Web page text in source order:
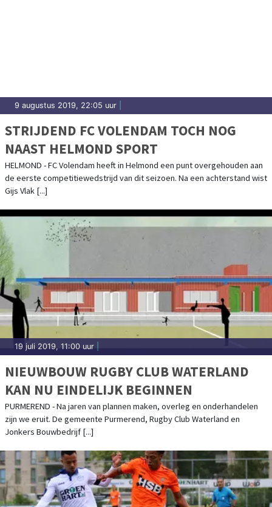
9 augustus 2019, 22:05 uur
STRIJDEND FC VOLENDAM TOCH NOG
NAAST HELMOND SPORT
HELMOND - FC Volendam heeft in Helmond een punt overgehouden aan
de eerste competitiewedstrijd van dit seizoen. Na een achterstand wist
Gijs Vlak [...]
19 juli 2019, 11:00 uur
NIEUWBOUW RUGBY CLUB WATERLAND
KAN NU EINDELIJK BEGINNEN
PURMEREND - Na jaren van plannen maken, overleg en onderhandelen
zijn we eruit. De gemeente Purmerend, Rugby Club Waterland en
Jonkers Bouwbedrijf [...]